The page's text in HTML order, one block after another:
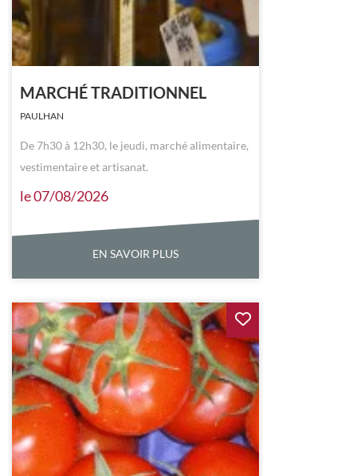
MARCHÉ TRADITIONNEL
PAULHAN
De 7h30 à 12h30, le jeudi, marché alimentaire,
vestimentaire et artisanat.
le 07/08/2026
EN SAVOIR PLUS